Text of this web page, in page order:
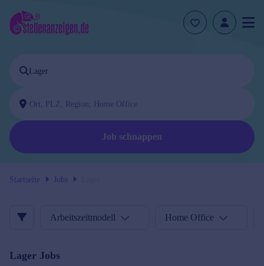
Job schnappen
Startseite Jobs
Arbeitszeitmodell Home Office
Lager Jobs